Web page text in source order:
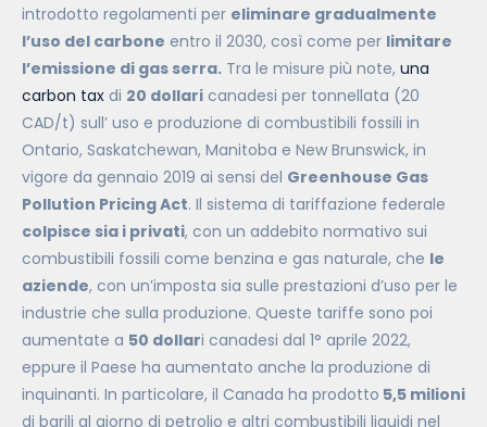
introdotto regolamenti per eliminare gradualmente
l’uso del carbone entro il 2030, così come per limitare
l’emissione di gas serra. Tra le misure più note, una
carbon tax di 20 dollari canadesi per tonnellata (20
CAD/t) sull’ uso e produzione di combustibili fossili in
Ontario, Saskatchewan, Manitoba e New Brunswick, in
vigore da gennaio 2019 ai sensi del Greenhouse Gas
Pollution Pricing Act. Il sistema di tariffazione federale
colpisce sia i privati, con un addebito normativo sui
combustibili fossili come benzina e gas naturale, che le
aziende, con un’imposta sia sulle prestazioni d’uso per le
industrie che sulla produzione. Queste tariffe sono poi
aumentate a 50 dollari canadesi dal 1° aprile 2022,
eppure il Paese ha aumentato anche la produzione di
inquinanti. In particolare, il Canada ha prodotto 5,5 milioni
di barili al giorno di petrolio e altri combustibili liquidi nel